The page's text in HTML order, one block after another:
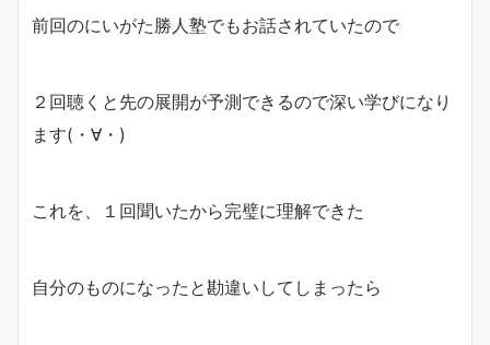
前回のにいがた勝人塾でもお話されていたので
２回聴くと先の展開が予測できるので深い学びになり
ます(・∀・)
これを、１回聞いたから完璧に理解できた
自分のものになったと勘違いしてしまったら